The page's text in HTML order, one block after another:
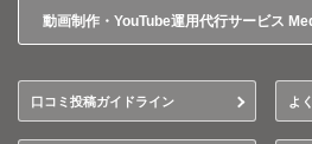
動画制作・YouTube運用代行サービス
口コミ投稿ガイドライン よ